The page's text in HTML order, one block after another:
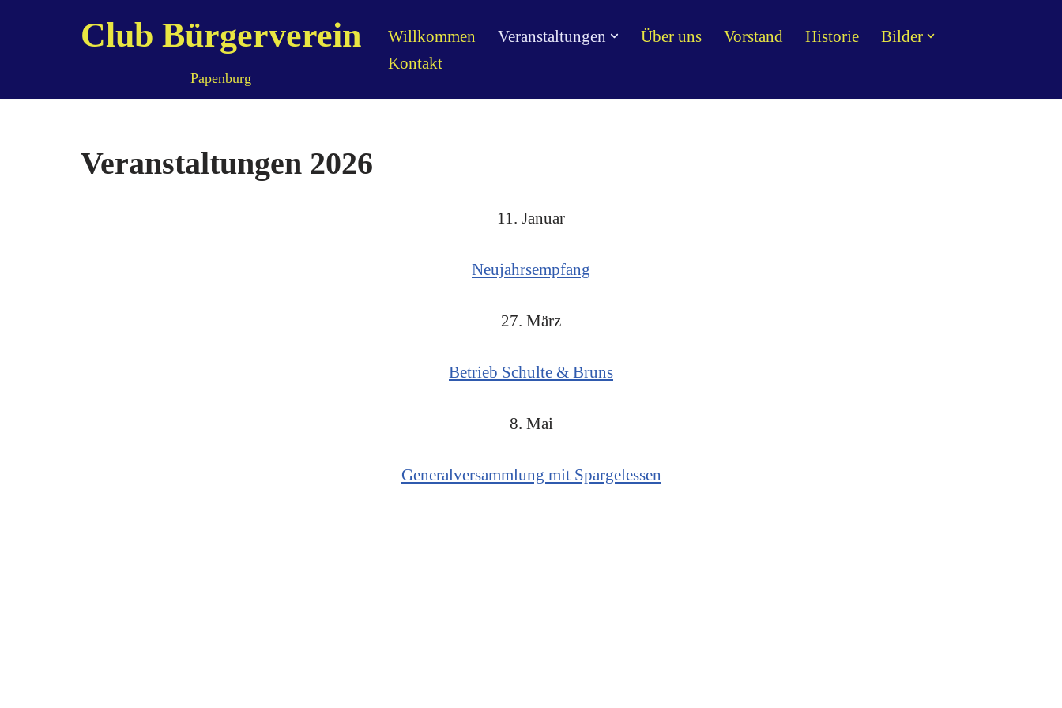
springen
Club Bürgerverein
Papenburg
Willkommen Veranstaltungen Über uns Vorstand Historie
Bilder
Kontakt
Veranstaltungen 2026
11. Januar
Neujahrsempfang
27. März
Betrieb Schulte & Bruns
8. Mai
Generalversammlung mit Spargelessen